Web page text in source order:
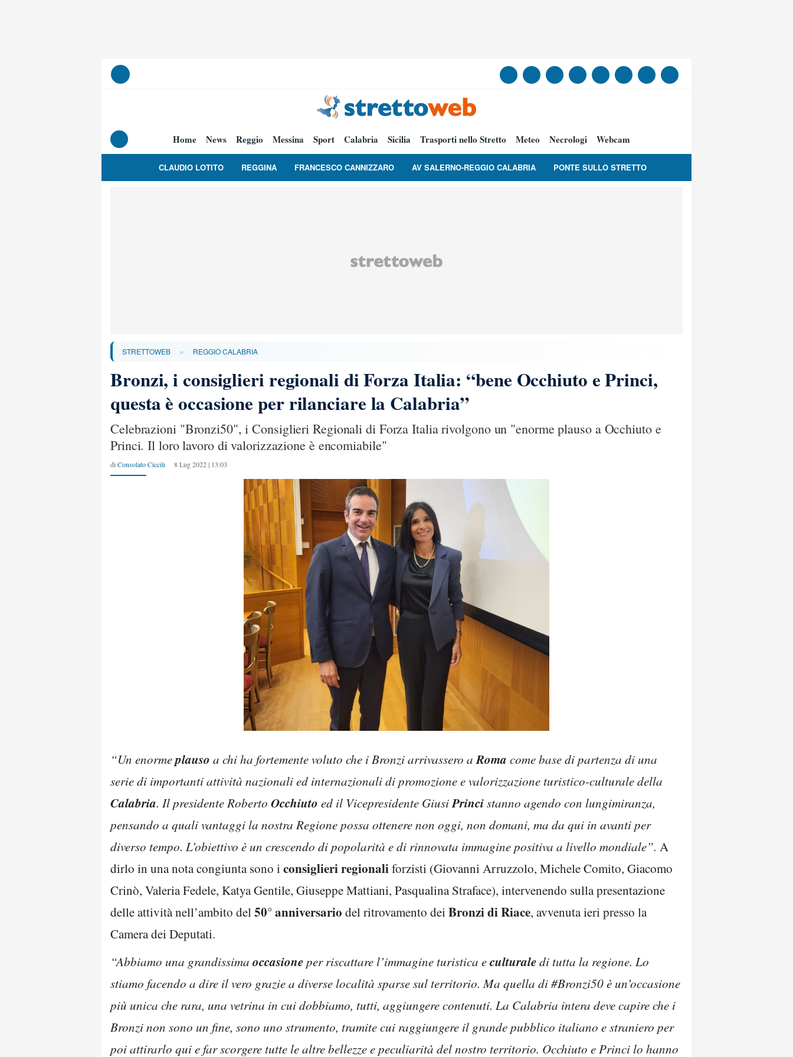
Home News Reggio Messina Sport Calabria Sicilia Trasporti nello Stretto Meteo Necrologi Webcam
CLAUDIO LOTITO REGGINA FRANCESCO CANNIZZARO AV SALERNO-REGGIO CALABRIA PONTE SULLO STRETTO
STRETTOWEB » REGGIO CALABRIA
Bronzi, i consiglieri regionali di Forza Italia: “bene Occhiuto e Princi,
questa è occasione per rilanciare la Calabria”
Celebrazioni "Bronzi50", i Consiglieri Regionali di Forza Italia rivolgono un "enorme plauso a Occhiuto e
Princi. Il loro lavoro di valorizzazione è encomiabile"
di Consolato Cicciù 8 Lug 2022 | 13:03
“Un enormeplauso a chi ha fortemente voluto che i Bronzi arrivassero aRoma come base di partenza di una
serie di importanti attività nazionali ed internazionali di promozione e valorizzazione turistico-culturale della
Calabria. Il presidente Roberto Occhiuto ed il Vicepresidente GiusiPrincistanno agendo con lungimiranza,
pensando a quali vantaggi la nostra Regione possa ottenere non oggi, non domani, ma da qui in avanti per
diverso tempo. L’obiettivo è un crescendo di popolarità e di rinnovata immagine positiva a livello mondiale”. A
dirlo in una nota congiunta sono i consiglieri regionaliforzisti (Giovanni Arruzzolo, Michele Comito, Giacomo
Crinò, Valeria Fedele, Katya Gentile, Giuseppe Mattiani, Pasqualina Straface), intervenendo sulla presentazione
delle attività nell’ambito del50° anniversario del ritrovamento dei Bronzi di Riace, avvenuta ieri presso la
Camera dei Deputati.
“Abbiamo una grandissima occasioneper riscattare l’immagine turistica eculturaledi tutta la regione. Lo
stiamo facendo a dire il vero grazie a diverse località sparse sul territorio. Ma quella di #Bronzi50 è un’occasione
più unica che rara, una vetrina in cui dobbiamo, tutti, aggiungere contenuti. La Calabria intera deve capire che i
Bronzi non sono un fine, sono uno strumento, tramite cui raggiungere il grande pubblico italiano e straniero per
poi attirarlo qui e far scorgere tutte le altre bellezze e peculiarità del nostro territorio. Occhiuto e Princi lo hanno